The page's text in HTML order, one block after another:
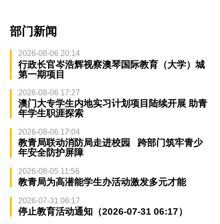
部门新闻
2026-08-06 20:14
行政长官岑浩辉视察澳琴国际教育（大学）城
第一期项目
2026-08-06 17:27
澳门大专学生内地实习计划项目陆续开展 助青
年学生职涯探索
2026-08-06 17:04
教青局联动消防局走进校园 跨部门筑牢青少
年安全防护屏障
2026-08-05 11:56
教青局为高潜能学生办活动激发多元才能
2026-07-31 06:17
停止教育活动通知（2026-07-31 06:17）